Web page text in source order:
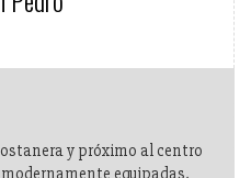
y próximo al centro
equipadas,